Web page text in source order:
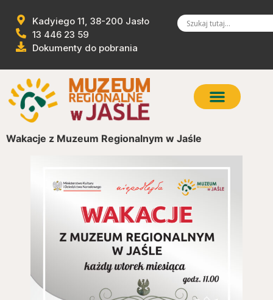
Kadyiego 11, 38-200 Jasło
13 446 23 59
Dokumenty do pobrania
Wakacje z Muzeum Regionalnym w Jaśle